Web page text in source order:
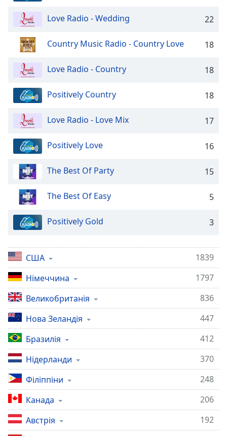
window.
Color
Background
Opacity
Caption
Background
Color
Opacity
Font
Size
Text
Edge
Style
Font
Family
Reset
Done
Love Radio - Wedding 22
Country Music Radio - Country Love 18
Love Radio - Country 18
Positively Country 18
Love Radio - Love Mix 17
Positively Love 16
The Best Of Party 15
The Best Of Easy 5
Positively Gold 3
США
1839
Німеччина
1797
Великобританія
836
Нова Зеландія
447
Бразилія
412
Нідерланди
370
Філіппіни
248
Канада
206
Австрія
192